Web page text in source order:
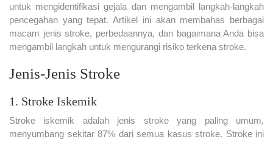
untuk mengidentifikasi gejala dan mengambil langkah-langkah
pencegahan yang tepat. Artikel ini akan membahas berbagai
macam jenis stroke, perbedaannya, dan bagaimana Anda bisa
mengambil langkah untuk mengurangi risiko terkena stroke.
Jenis-Jenis Stroke
1. Stroke Iskemik
Stroke iskemik adalah jenis stroke yang paling umum,
menyumbang sekitar 87% dari semua kasus stroke. Stroke ini